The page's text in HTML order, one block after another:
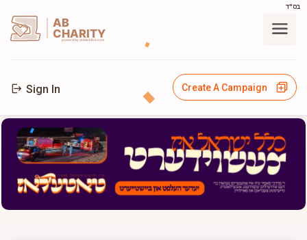
בס"ד
AB
CHARITY
powerd by ahblicklive.com
Sign In Create A Campaign